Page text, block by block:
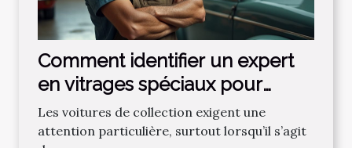
Comment identifier un expert
en vitrages spéciaux pour
voitures de collection ?
Les voitures de collection exigent une
attention particulière, surtout lorsqu’il s’agit